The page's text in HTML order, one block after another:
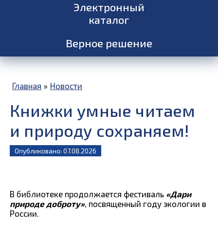
Электронный
каталог
Верное решение
Главная » Новости
Книжки умные читаем
и природу сохраняем!
Опубликовано: 07.08.2026
В библиотеке продолжается фестиваль «Дари
природе доброту», посвященный году экологии в
России.